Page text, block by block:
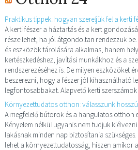
Praktikus tippek: hogyan szereljük fel a kerti
A kerti fészer a háztartás és a kert
része lehet, ha jól átgondoltan rendezzük
és eszközök tárolására alkalmas, hanem
kertészkedéshez, javítási munkákhoz és a
rendszerezéséhez is. De milyen eszközöket
beszerezni, hogy a fészer jól kihasználható
legfontosabbakat. Alapvető kerti
Környezettudatos otthon: válasszunk
A megfelelő bútorok és a hangulatos otthon
Kényelem nélkül ugyanis nem tudjuk
lakásnak minden nap biztosítania
lehet a környezettudatosság, hiszen amikor